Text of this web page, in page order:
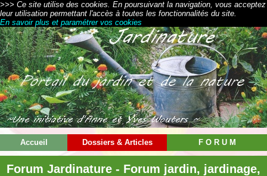
>>> Ce site utilise des cookies. En poursuivant la navigation, vous acceptez
leur utilisation permettant l'accès à toutes les fonctionnalités du site.
En savoir plus et paramétrer vos cookies
Accueil Dossiers & Articles F O R U M
Forum Jardinature - Forum jardin, jardinage,